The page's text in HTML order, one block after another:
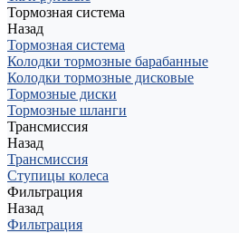
Тормозная система
Назад
Тормозная система
Колодки тормозные барабанные
Колодки тормозные дисковые
Тормозные диски
Тормозные шланги
Трансмиссия
Назад
Трансмиссия
Ступицы колеса
Фильтрация
Назад
Фильтрация